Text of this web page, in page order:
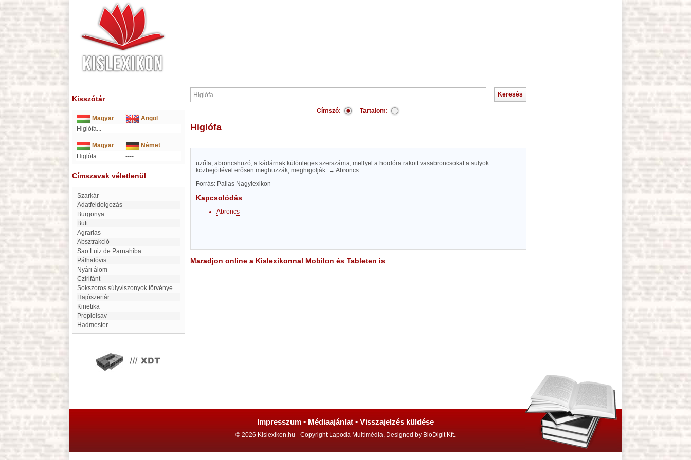
Kisszótár
Magyar
Angol
Higlófa...
----
Magyar
Német
Higlófa...
----
Címszavak véletlenül
Szarkár
Adatfeldolgozás
Burgonya
Butt
Agrarias
Absztrakció
Sao Luiz de Parnahiba
Pálhatövis
Nyári álom
Czirifánt
Sokszoros súlyviszonyok törvénye
Hajószertár
Kinetika
Propiolsav
Hadmester
Címszó: Tartalom:
Higlófa
üzőfa, abroncshuzó, a kádárnak különleges szerszáma, mellyel a hordóra rakott vasabroncsokat a sulyok
közbejöttével erősen meghuzzák, meghigolják. → Abroncs.
Forrás: Pallas Nagylexikon
Kapcsolódás
Abroncs
Maradjon online a Kislexikonnal Mobilon és Tableten is
Impresszum • Médiaajánlat • Visszajelzés küldése
© 2026 Kislexikon.hu - Copyright Lapoda Multimédia, Designed by BioDigit Kft.